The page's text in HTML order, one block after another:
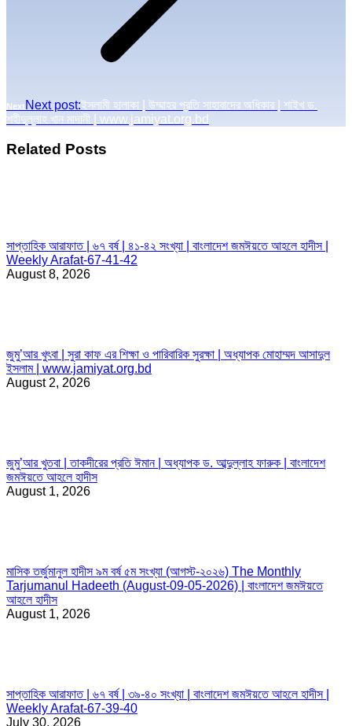
Next Next post:ইসলামী হালাকা | উম্মাহর প্রতি সাহাবাদের অধিকার | শাইখ ড.
শহীদুল্লাহ খান মাদানী | www.jamiyat.org.bd
Related Posts
সাপ্তাহিক আরাফাত | ৬৭ বর্ষ | ৪১-৪২ সংখ্যা | বাংলাদেশ জমঈয়তে আহলে হাদীস |
Weekly Arafat-67-41-42
August 8, 2026
জুমু’আর খুৎবা | সুরা কাফ এর শিক্ষা ও পারিবারিক সুরক্ষা | অধ্যাপক মোহাম্মদ আসাদুল
ইসলাম | www.jamiyat.org.bd
August 2, 2026
জুমু’আর খুতবা | তাকদীরের প্রতি ঈমান | অধ্যাপক ড. আব্দুল্লাহ ফারুক | বাংলাদেশ
জমঈয়তে আহলে হাদীস
August 1, 2026
মাসিক তর্জুমানুল হাদীস ৯ম বর্ষ ৫ম সংখ্যা (আগস্ট-২০২৬) The Monthly
Tarjumanul Hadeeth (August-09-05-2026) | বাংলাদেশ জমঈয়তে
আহলে হাদীস
August 1, 2026
সাপ্তাহিক আরাফাত | ৬৭ বর্ষ | ৩৯-৪০ সংখ্যা | বাংলাদেশ জমঈয়তে আহলে হাদীস |
Weekly Arafat-67-39-40
July 30, 2026